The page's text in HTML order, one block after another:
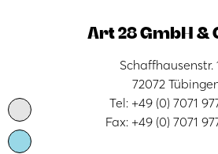
Art 28 GmbH &
Schaffhausenstr.
72072
Tel: +49 (0) 7071
Fax: +49 (0) 7071